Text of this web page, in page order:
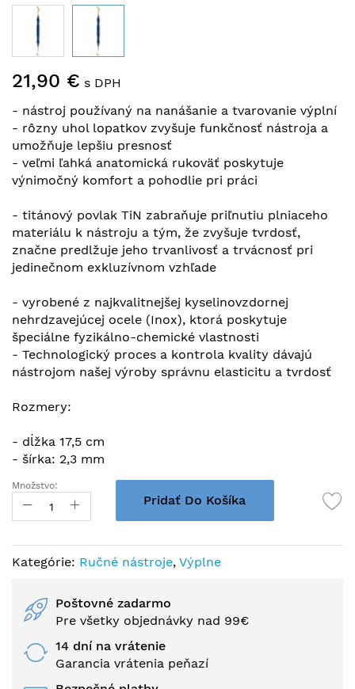
na
galérie
obrázkov
21,90 € s DPH
- nástroj používaný na nanášanie a tvarovanie výplní
- rôzny uhol lopatkov zvyšuje funkčnosť nástroja a
umožňuje lepšiu presnosť
- veľmi ľahká anatomická rukoväť poskytuje
výnimočný komfort a pohodlie pri práci
- titánový povlak TiN zabraňuje priľnutiu plniaceho
materiálu k nástroju a tým, že zvyšuje tvrdosť,
značne predlžuje jeho trvanlivosť a trvácnosť pri
jedinečnom exkluzívnom vzhľade
- vyrobené z najkvalitnejšej kyselinovzdornej
nehrdzavejúcej ocele (Inox), ktorá poskytuje
špeciálne fyzikálno-chemické vlastnosti
- Technologický proces a kontrola kvality dávajú
nástrojom našej výroby správnu elasticitu a tvrdosť
Rozmery:
- dĺžka 17,5 cm
- šírka: 2,3 mm
Množstvo:
Pridať Do Košíka
Kategórie: Ručné nástroje, Výplne
Poštovné zadarmo
Pre všetky objednávky nad 99€
14 dní na vrátenie
Garancia vrátenia peňazí